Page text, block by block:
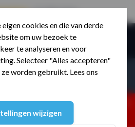
cookies en die van derde
om uw bezoek te
te analyseren en voor
Selecteer "Alles accepteren"
worden gebruikt. Lees ons
wijzigen
Gebruik code:
fitnesstoestellen, boksartikelen,
Verzending vanaf 19 aug.